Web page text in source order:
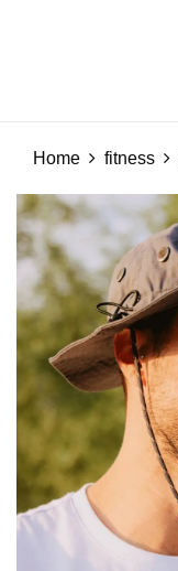
Home fitness